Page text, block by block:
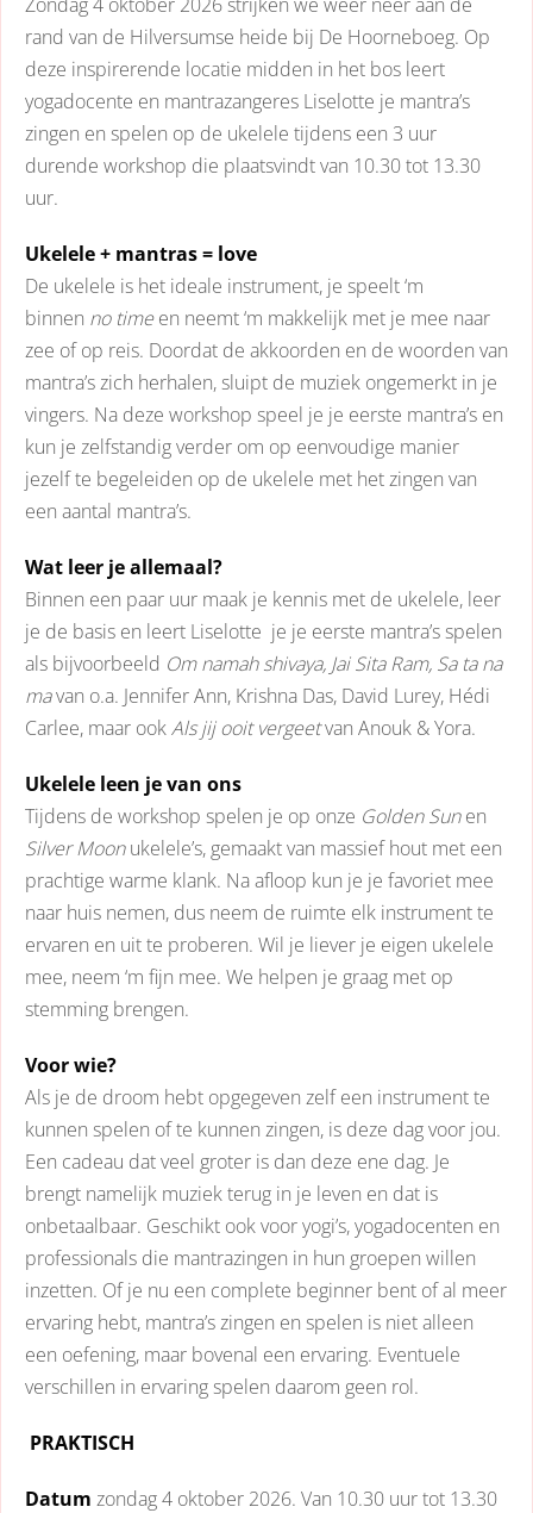
rand van de Hilversumse heide bij De Hoorneboeg. Op
deze inspirerende locatie midden in het bos leert
yogadocente en mantrazangeres Liselotte je mantra’s
zingen en spelen op de ukelele tijdens een 3 uur
durende workshop die plaatsvindt van 10.30 tot 13.30
uur.
Ukelele + mantras = love
De ukelele is het ideale instrument, je speelt ‘m
binnen no timeen neemt ‘m makkelijk met je mee naar
zee of op reis. Doordat de akkoorden en de woorden van
mantra’s zich herhalen, sluipt de muziek ongemerkt in je
vingers. Na deze workshop speel je je eerste mantra’s en
kun je zelfstandig verder om op eenvoudige manier
jezelf te begeleiden op de ukelele met het zingen van
een aantal mantra’s.
Wat leer je allemaal?
Binnen een paar uur maak je kennis met de ukelele, leer
je de basis en leert Liselotte je je eerste mantra’s spelen
als bijvoorbeeld Om namah shivaya, Jai Sita Ram, Sa ta na
mavan o.a. Jennifer Ann, Krishna Das, David Lurey, Hédi
Carlee, maar ookAls jij ooit vergeetvan Anouk & Yora.
Ukelele leen je van ons
Tijdens de workshop spelen je op onze Golden Sunen
Silver Moonukelele’s, gemaakt van massief hout met een
prachtige warme klank. Na afloop kun je je favoriet mee
naar huis nemen, dus neem de ruimte elk instrument te
ervaren en uit te proberen. Wil je liever je eigen ukelele
mee, neem ‘m fijn mee. We helpen je graag met op
stemming brengen.
Voor wie?
Als je de droom hebt opgegeven zelf een instrument te
kunnen spelen of te kunnen zingen, is deze dag voor jou.
Een cadeau dat veel groter is dan deze ene dag. Je
brengt namelijk muziek terug in je leven en dat is
onbetaalbaar. Geschikt ook voor yogi’s, yogadocenten en
professionals die mantrazingen in hun groepen willen
inzetten. Of je nu een complete beginner bent of al meer
ervaring hebt, mantra’s zingen en spelen is niet alleen
een oefening, maar bovenal een ervaring. Eventuele
verschillen in ervaring spelen daarom geen rol.
PRAKTISCH
Datum zondag 4 oktober 2026. Van 10.30 uur tot 13.30